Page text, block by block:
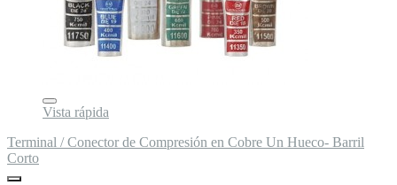
Vista rápida
Terminal / Conector de Compresión en Cobre Un Hueco- Barril
Corto